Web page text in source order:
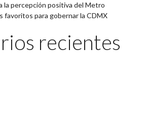
la percepción positiva del Metro
favoritos para gobernar la CDMX
recientes